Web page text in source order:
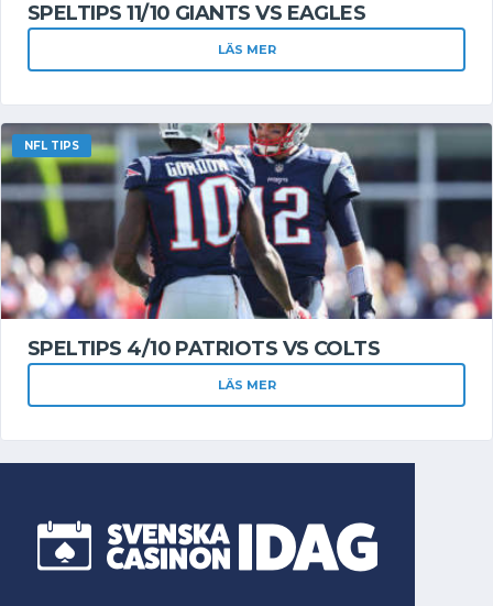
SPELTIPS 11/10 GIANTS VS EAGLES
LÄS MER
NFL TIPS
SPELTIPS 4/10 PATRIOTS VS COLTS
LÄS MER